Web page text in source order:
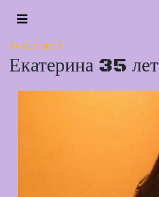
ЗАВОЛЖСК
Екатерина 35 лет